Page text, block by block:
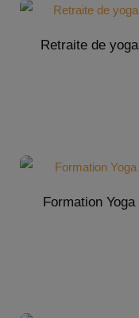
Retraite de yoga
Formation Yoga